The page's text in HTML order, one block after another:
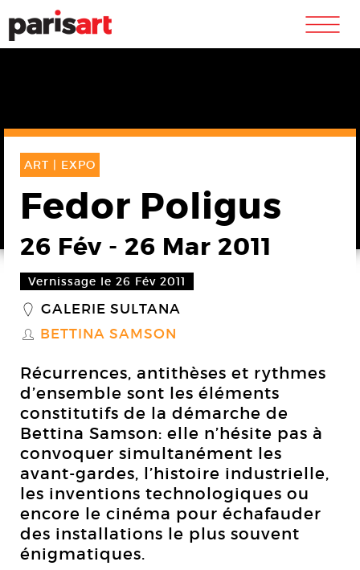
m
ART | EXPO
Fedor Poligus
26 Fév - 26 Mar 2011
Vernissage le 26 Fév 2011
_ GALERIE SULTANA
S BETTINA SAMSON
Récurrences, antithèses et rythmes
d’ensemble sont les éléments
constitutifs de la démarche de
Bettina Samson: elle n’hésite pas à
convoquer simultanément les
avant-gardes, l’histoire industrielle,
les inventions technologiques ou
encore le cinéma pour échafauder
des installations le plus souvent
énigmatiques.